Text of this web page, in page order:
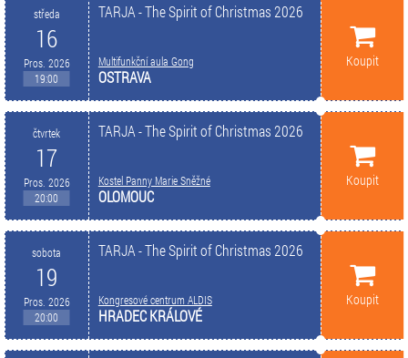
středa
16
Pros. 2026
19:00
TARJA - The Spirit of Christmas 2026
Multifunkční aula Gong
OSTRAVA
Koupit
čtvrtek
17
Pros. 2026
20:00
TARJA - The Spirit of Christmas 2026
Kostel Panny Marie Sněžné
OLOMOUC
Koupit
sobota
19
Pros. 2026
20:00
TARJA - The Spirit of Christmas 2026
Kongresové centrum ALDIS
HRADEC KRÁLOVÉ
Koupit